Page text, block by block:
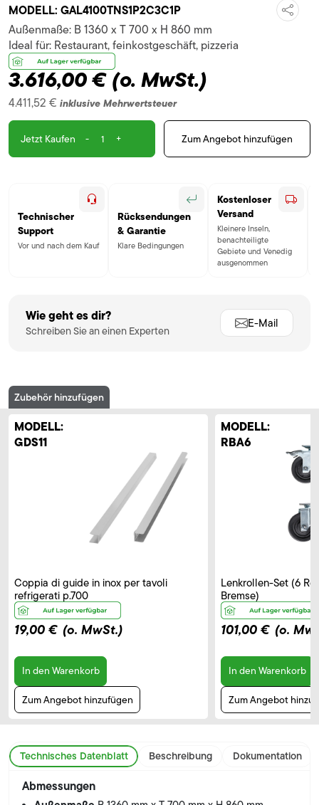
MODELL: GAL4100TNS1P2C3C1P
Außenmaße: B 1360 x T 700 x H 860 mm
3.616,00 €(o. MwSt.)
4.411,52 € inklusive Mehrwertsteuer
Ideal für: Restaurant, feinkostgeschäft, pizzeria
Jetzt Kaufen - + Zum Angebot hinzufügen
Technischer
Support
Vor und nach dem Kauf
Rücksendungen
& Garantie
Klare Bedingungen
Kostenloser
Versand
Kleinere Inseln,
benachteiligte
Gebiete und Venedig
ausgenommen
Wie geht es dir?
Schreiben Sie an einen Experten
E-Mail
Zubehör hinzufügen
MODELL:
GDS11
Coppia di guide in inox per tavoli
refrigerati p.700
19,00 € (o. MwSt.)
In den Warenkorb
Zum Angebot hinzufügen
MODELL:
RBA6
Lenkrollen-Set (6
Bremse)
101,00 € (o.
In den Warenkorb
Zum Angebot
Technisches Datenblatt Beschreibung Dokumentation
Abmessungen